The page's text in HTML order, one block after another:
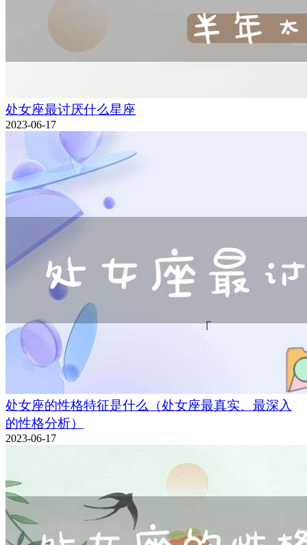
处女座最讨厌什么星座
2023-06-17
处女座的性格特征是什么（处女座最真实、最深入
的性格分析）
2023-06-17